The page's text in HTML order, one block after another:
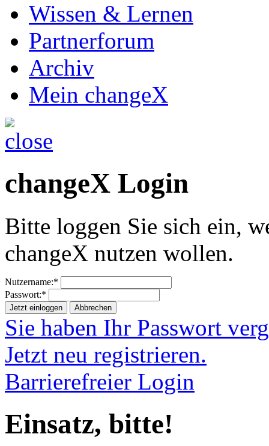
Wissen & Lernen
Partnerforum
Archiv
Mein changeX
changeX Login
Bitte loggen Sie sich ein,
changeX nutzen wollen.
Nutzername:*
Passwort:*
Jetzt einloggen Abbrechen
Sie haben Ihr Passwort
Jetzt neu registrieren.
Barrierefreier Login
Einsatz, bitte!